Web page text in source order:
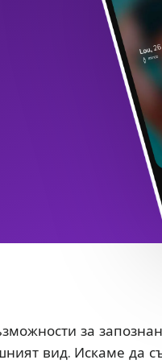
за
вид. Искаме да